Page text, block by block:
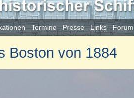
Termine Presse Links Forum
Boston von 1884